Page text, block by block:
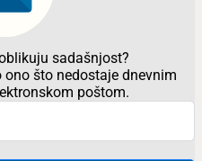
sadašnjost?
što nedostaje dnevnim
poštom.